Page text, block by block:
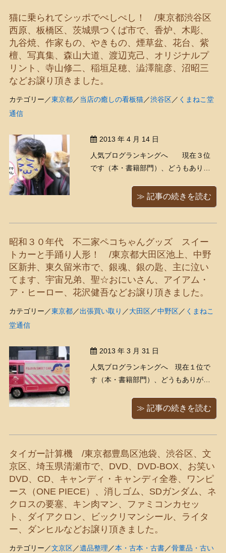
猫に乗られてシッポでぺしぺし！ /東京都渋谷区
西原、板橋区、茨城県つくば市で、香炉、木彫、
九谷焼、作家もの、やきもの、煙草盆、花台、紫
檀、写真集、森山大道、渡辺克己、オリジナルプ
リント、寺山修二、稲垣足穂、澁澤龍彦、沼昭三
などお譲り頂きました。
カテゴリー／東京都／当店の癒しの看板猫／渋谷区／ くまねこ堂
通信
2013 年 4 月 14 日
人気ブログランキングへ 現在３位
です（本・書籍部門）、どうもありが
おりますと、突然、 「ええっ！！
（嬉）」 というくまきちの喜びの声
ぺしぺししている姿が・・・ ...
≫ 記事の続きを読む
昭和３０年代 不二家ペコちゃんグッズ スイー
トカーと手踊り人形！ /東京都大田区池上、中野
区新井、東久留米市で、銀魂、銀の匙、主に泣い
てます、宇宙兄弟、聖☆おにいさん、アイアム・
ア・ヒーロー、花沢健吾などお譲り頂きました。
カテゴリー／東京都／出張買い取り ／大田区／中野区／ くまねこ
堂通信
2013 年 3 月 31 日
人気ブログランキングへ 現在１位で
す（本・書籍部門）、どうもありがと
が入ってきました！（＾＾） 「ペコち
ゃん 不二家スイートカー」昭和30年
か色違いが存在するそうです。 中に ...
≫ 記事の続きを読む
タイガー計算機 /東京都豊島区池袋、渋谷区、文
京区、埼玉県清瀬市で、DVD、DVD-BOX、お笑い
DVD、CD、キャンディ・キャンディ全巻、ワンピ
ース（ONE PIECE）、消しゴム、SDガンダム、ネ
クロスの要塞、キン肉マン、ファミコンカセッ
ト、ダイアクロン、ビックリマンシール、ライタ
ー、ダンヒルなどお譲り頂きました。
カテゴリー／文京区／遺品整理／本・古本・古書／骨董品・古い